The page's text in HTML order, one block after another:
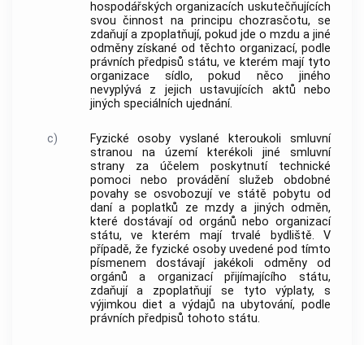
hospodářských organizacích uskutečňujících
svou činnost na principu chozrasčotu, se
zdaňují a zpoplatňují, pokud jde o mzdu a jiné
odměny získané od těchto organizací, podle
právních předpisů státu, ve kterém mají tyto
organizace sídlo, pokud něco jiného
nevyplývá z jejich ustavujících aktů nebo
jiných speciálních ujednání.
c)
Fyzické osoby vyslané kteroukoli smluvní
stranou na území kterékoli jiné smluvní
strany za účelem poskytnutí technické
pomoci nebo provádění služeb obdobné
povahy se osvobozují ve státě pobytu od
daní a poplatků ze mzdy a jiných odměn,
které dostávají od orgánů nebo organizací
státu, ve kterém mají trvalé bydliště. V
případě, že fyzické osoby uvedené pod tímto
písmenem dostávají jakékoli odměny od
orgánů a organizací přijímajícího státu,
zdaňují a zpoplatňují se tyto výplaty, s
výjimkou diet a výdajů na ubytování, podle
právních předpisů tohoto státu.